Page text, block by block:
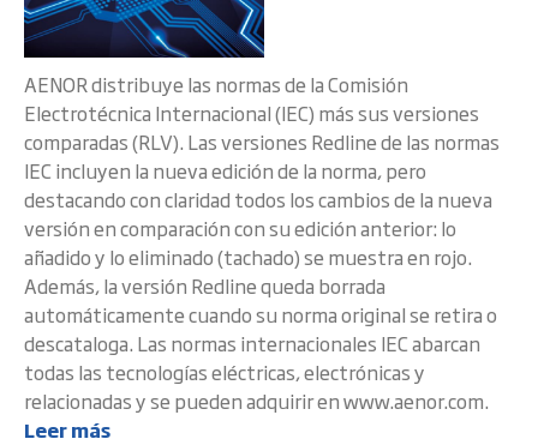
AENOR distribuye las normas de la Comisión
Electrotécnica Internacional (IEC) más sus versiones
comparadas (RLV). Las versiones Redline de las normas
IEC incluyen la nueva edición de la norma, pero
destacando con claridad todos los cambios de la nueva
versión en comparación con su edición anterior: lo
añadido y lo eliminado (tachado) se muestra en rojo.
Además, la versión Redline queda borrada
automáticamente cuando su norma original se retira o
descataloga. Las normas internacionales IEC abarcan
todas las tecnologías eléctricas, electrónicas y
relacionadas y se pueden adquirir en www.aenor.com.
Leer más